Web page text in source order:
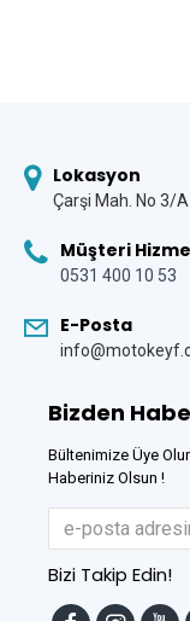
Tek
Lokasyon
Çarşi Mah. No 3/
Müşteri
0531 400 10 53
E-Posta
Bizden
Bültenimize Üye
Haberiniz Olsun !
Bizi Takip Edin!